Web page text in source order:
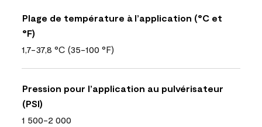
Plage de température à l’application (°C et
°F)
1,7-37,8 °C (35-100 °F)
Pression pour l’application au pulvérisateur
(PSI)
1 500-2 000